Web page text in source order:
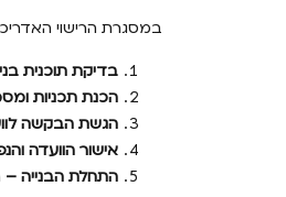
במסגרת הרישוי
בדיקת תוכנית
הכנת תכניות
הגשת הבקשה
אישור הוועדה
התחלת הבנייה –